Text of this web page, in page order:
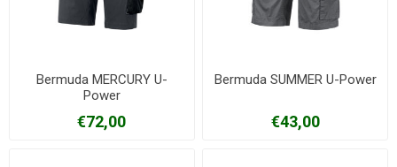
Bermuda MERCURY U-
Power
€72,00
Bermuda SUMMER U-Power
€43,00